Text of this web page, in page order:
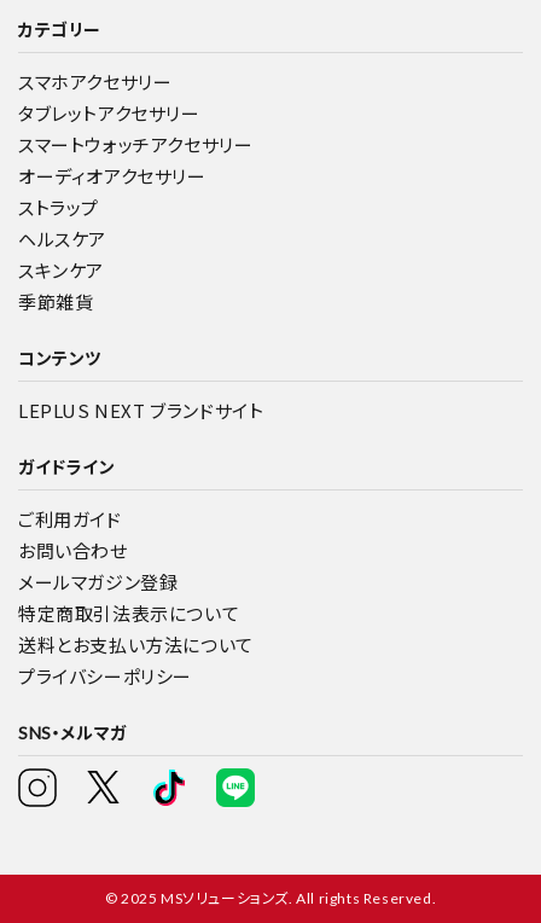
カテゴリー
スマホアクセサリー
タブレットアクセサリー
スマートウォッチアクセサリー
オーディオアクセサリー
ストラップ
ヘルスケア
スキンケア
季節雑貨
コンテンツ
LEPLUS NEXT ブランドサイト
ガイドライン
ご利用ガイド
お問い合わせ
メールマガジン登録
特定商取引法表示について
送料とお支払い方法について
プライバシーポリシー
SNS・メルマガ
© 2025 MSソリューションズ. All rights Reserved.